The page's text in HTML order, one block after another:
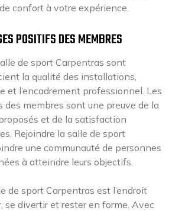
confort à votre expérience.
POSITIFS DES MEMBRES
de sport Carpentras sont
la qualité des installations,
et l’encadrement professionnel. Les
membres sont une preuve de la
et de la satisfaction
Rejoindre la salle de sport
une communauté de personnes
à atteindre leurs objectifs.
de sport Carpentras est l’endroit
se divertir et rester en forme. Avec